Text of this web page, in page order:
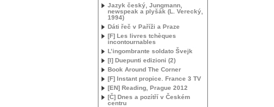
Jazyk český, Jungmann,
newspeak a plyšák (L. Verecký,
1994)
Dáti řeč v Paříži a Praze
[F] Les livres tchèques
incontournables
L’ingombrante soldato Švejk
[I] Duepunti edizioni (2)
Book Around The Corner
[F] Instant propice. France 3 TV
[EN] Reading, Prague 2012
[Č] Dnes a pozítří v Českém
centru